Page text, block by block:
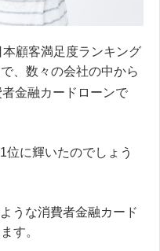
顧客満足度ランキング
、数々の会社の中から
金融カードローンで
位に輝いたのでしょう
うな消費者金融カード
す。